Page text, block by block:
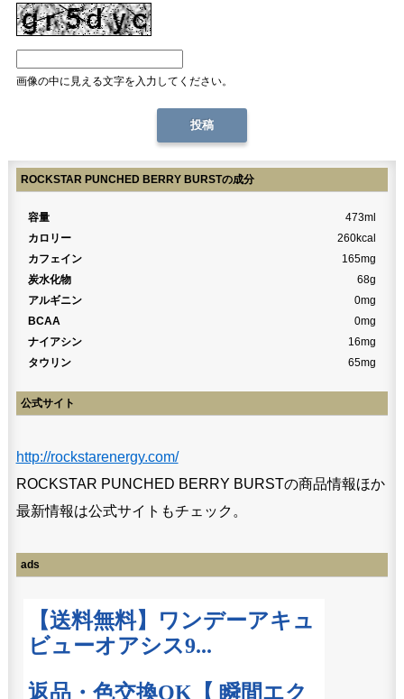
画像の中に見える文字を入力してください。
ROCKSTAR PUNCHED BERRY BURSTの成分
容量
473ml
カロリー
260kcal
カフェイン
165mg
炭水化物
68g
アルギニン
0mg
BCAA
0mg
ナイアシン
16mg
タウリン
65mg
公式サイト
http://rockstarenergy.com/
ROCKSTAR PUNCHED BERRY BURSTの商品情報ほか
最新情報は公式サイトもチェック。
ads